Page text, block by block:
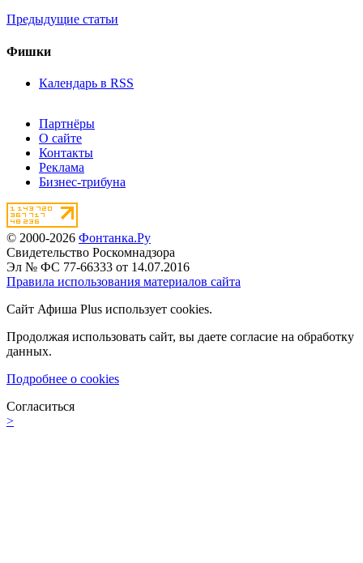
Предыдущие статьи
Фишки
Календарь в RSS
Партнёры
О сайте
Контакты
Реклама
Бизнес-трибуна
© 2000-2026 Фонтанка.Ру
Свидетельство Роскомнадзора
Эл № ФС 77-66333 от 14.07.2016
Правила использования материалов сайта
Сайт Афиша Plus использует cookies.
Продолжая использовать сайт, вы даете согласие на обработку
данных.
Подробнее о cookies
Согласиться
>